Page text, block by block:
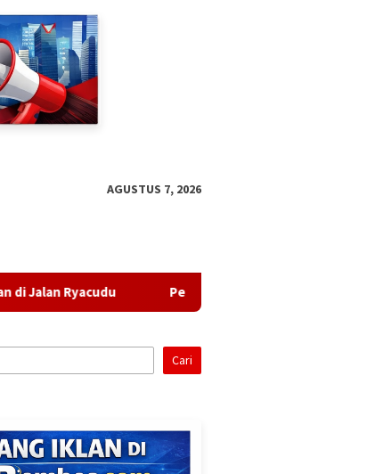
AGUSTUS 7, 2026
Pendapatan Turun, Belanja Naik: APBD Perubahan
Cari